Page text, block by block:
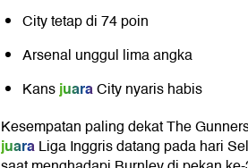
City tetap di 74 poin
Arsenal unggul lima angka
KansjuaraCity nyaris habis
Kesempatan paling dekat The
juaraLiga Inggris datang pada hari